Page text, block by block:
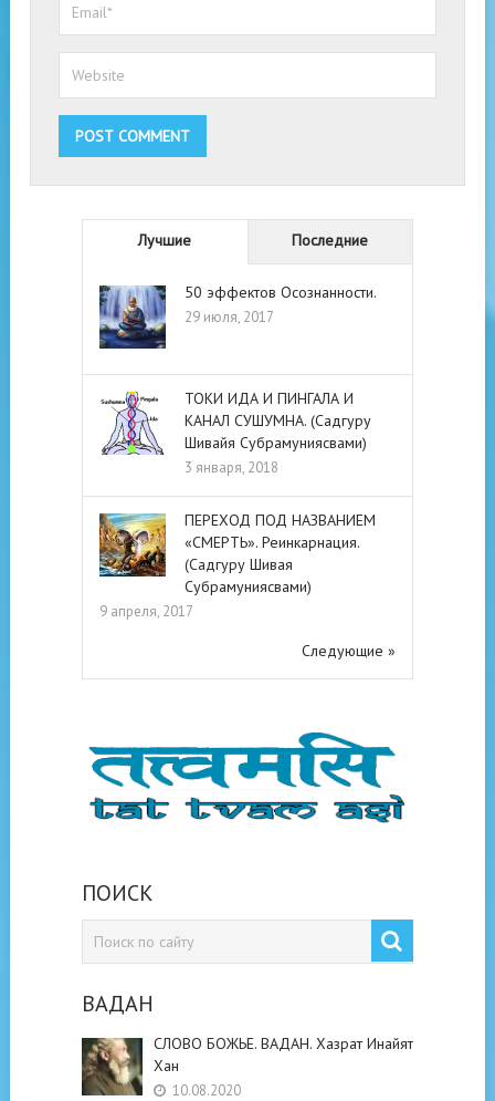
Лучшие Последние
50 эффектов Осознанности.
29 июля, 2017
ТОКИ ИДА И ПИНГАЛА И
КАНАЛ СУШУМНА. (Садгуру
Шивайя Субрамуниясвами)
3 января, 2018
ПЕРЕХОД ПОД НАЗВАНИЕМ
«СМЕРТЬ». Реинкарнация.
(Садгуру Шивая
Субрамуниясвами)
9 апреля, 2017
Следующие »
ПОИСК
ВАДАН
СЛОВО БОЖЬЕ. ВАДАН. Хазрат Инайят
Хан
10.08.2020